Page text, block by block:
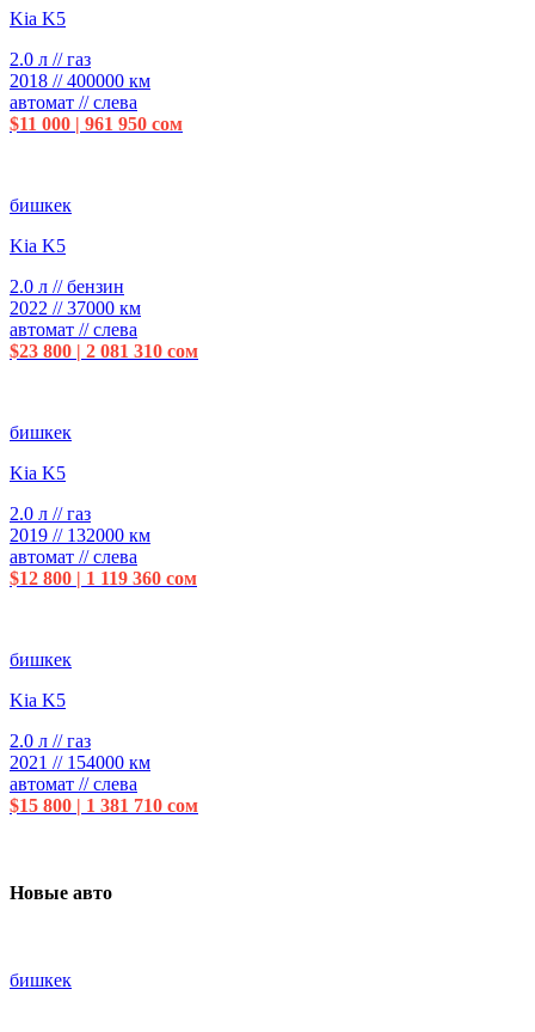
Kia K5
2.0 л // газ
2018 // 400000 км
автомат // слева
$11 000 | 961 950 сом
бишкек
Kia K5
2.0 л // бензин
2022 // 37000 км
автомат // слева
$23 800 | 2 081 310 сом
бишкек
Kia K5
2.0 л // газ
2019 // 132000 км
автомат // слева
$12 800 | 1 119 360 сом
бишкек
Kia K5
2.0 л // газ
2021 // 154000 км
автомат // слева
$15 800 | 1 381 710 сом
Новые авто
бишкек